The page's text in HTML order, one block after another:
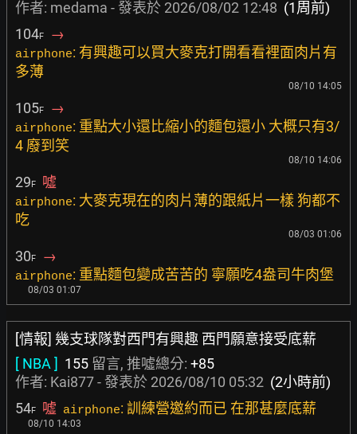
作者: medama - 發表於 2026/08/02 12:48 (1周前)
104F →
airphone: 有興趣可以買大麥克打開看看裡面肉片有
多薄
08/10 14:05
105F →
airphone: 重點大小還比縮小的麵包還小 大概只有3/
4 廢到笑
08/10 14:06
29F 噓
airphone: 大麥克現在的肉片薄的跟紙片一樣 狗都不
吃
08/03 01:06
30F →
airphone: 重點麵包變成苦苦的 寧願吃4盎司牛肉堡
08/03 01:07
[情報] 幾支球隊對西門有興趣 西門願意接受底薪
[ NBA ] 155 留言, 推噓總分: +85
作者: Kai877- 發表於 2026/08/10 05:32 (2小時前)
54F 噓 airphone: 訓練營邀約而已 在那甚麼底薪
08/10 14:03